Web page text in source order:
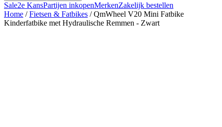
Sale2e KansPartijen inkopenMerkenZakelijk bestellen
Home / Fietsen & Fatbikes / QmWheel V20 Mini Fatbike
Kinderfatbike met Hydraulische Remmen - Zwart